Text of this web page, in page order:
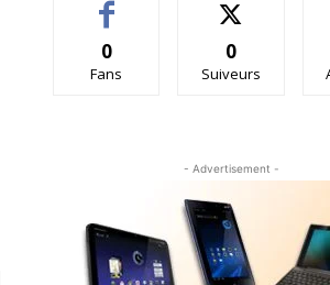
0
Fans
0
Suiveurs
- Advertisement -